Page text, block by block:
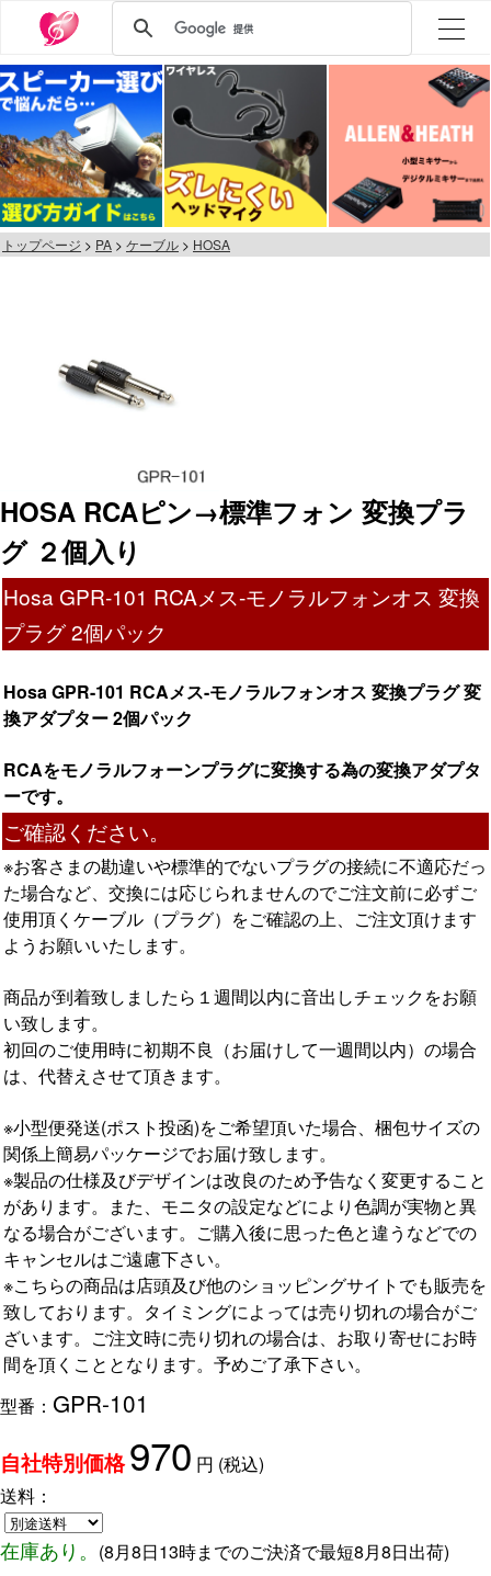
トップページ PA ケーブル HOSA
HOSA RCAピン→標準フォン 変換プラ
グ ２個入り
Hosa GPR-101 RCAメス-モノラルフォンオス 変換
プラグ 2個パック
Hosa GPR-101 RCAメス-モノラルフォンオス 変換プラグ 変
換アダプター 2個パック
RCAをモノラルフォーンプラグに変換する為の変換アダプタ
ーです。
ご確認ください。
※お客さまの勘違いや標準的でないプラグの接続に不適応だっ
た場合など、交換には応じられませんのでご注文前に必ずご
使用頂くケーブル（プラグ）をご確認の上、ご注文頂けます
ようお願いいたします。
商品が到着致しましたら１週間以内に音出しチェックをお願
い致します。
初回のご使用時に初期不良（お届けして一週間以内）の場合
は、代替えさせて頂きます。
※小型便発送(ポスト投函)をご希望頂いた場合、梱包サイズの
関係上簡易パッケージでお届け致します。
※製品の仕様及びデザインは改良のため予告なく変更すること
があります。また、モニタの設定などにより色調が実物と異
なる場合がございます。ご購入後に思った色と違うなどでの
キャンセルはご遠慮下さい。
※こちらの商品は店頭及び他のショッピングサイトでも販売を
致しております。タイミングによっては売り切れの場合がご
ざいます。ご注文時に売り切れの場合は、お取り寄せにお時
間を頂くこととなります。予めご了承下さい。
型番： GPR-101
自社特別価格 970 円 (税込)
送料：
在庫あり。 (8月8日13時までのご決済で最短8月8日出荷)